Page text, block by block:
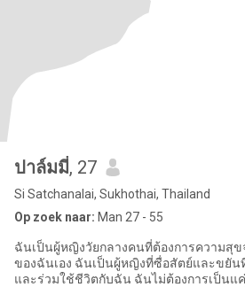
ปาล์มมี่, 27
Si Satchanalai, Sukhothai, Thailand
Op zoek naar: Man 27 - 55
ฉันเป็นผู้หญิงวัยกลางคนที่ต้องการความสุ
ของฉันเอง ฉันเป็นผู้หญิงที่ซื่อสัตย์และขยัน
และร่วมใช้ชีวิตกับฉัน ฉันไม่ต้องการเป็นแ